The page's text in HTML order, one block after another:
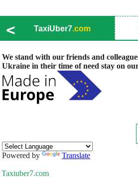
< TaxiUber7.com
We stand with our friends and
Ukraine in their time of need stay on
Powered by Translate
Taxiuber7.com